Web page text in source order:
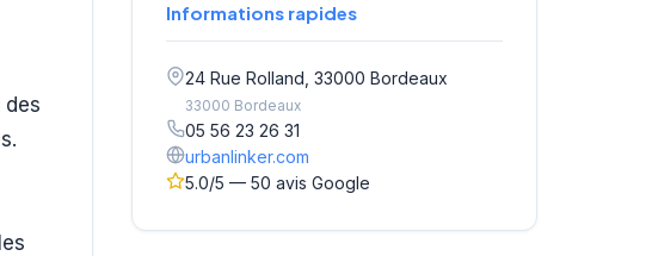
des
Informations rapides
24 Rue Rolland, 33000 Bordeaux
33000 Bordeaux
05 56 23 26 31
urbanlinker.com
5.0/5 — 50 avis Google